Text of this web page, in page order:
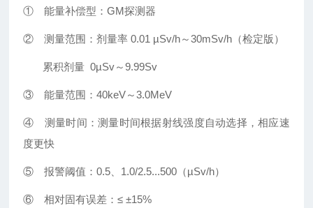
①能量补偿型：GM探测器
②测量范围：剂量率 0.01 µSv/h～30mSv/h （检定版）
累积剂量 0µSv～9.99Sv
③能量范围：40keV～3.0MeV
④ 测量时间：测量时间根据射线强度自动选择，相应速
度更快
⑤报警阈值：0.5 1.0/2.5...500 （µSv/h）
⑥相对固有误差：≤ ±15%